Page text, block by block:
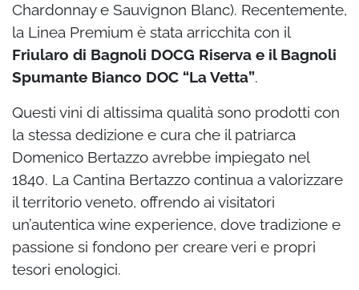
Chardonnay e Sauvignon Blanc). Recentemente,
la Linea Premium è stata arricchita con il
Friularo di Bagnoli DOCG Riserva e il Bagnoli
Spumante Bianco DOC “La Vetta”.
Questi vini di altissima qualità sono prodotti con
la stessa dedizione e cura che il patriarca
Domenico Bertazzo avrebbe impiegato nel
1840. La Cantina Bertazzo continua a valorizzare
il territorio veneto, offrendo ai visitatori
un’autentica wine experience, dove tradizione e
passione si fondono per creare veri e propri
tesori enologici.